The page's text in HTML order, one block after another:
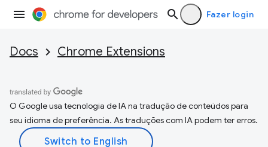
Fazer login
Docs Chrome Extensions
O Google usa tecnologia de IA na tradução de conteúdos para
seu idioma de preferência. As traduções com IA podem ter erros.